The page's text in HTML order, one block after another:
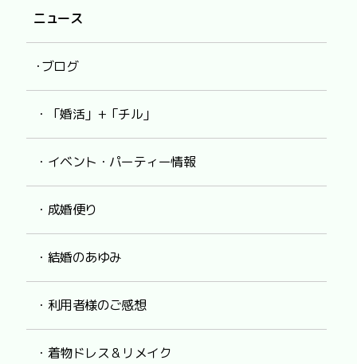
ニュース
･ブログ
・「婚活」+「チル」
・イベント・パーティー情報
・成婚便り
・結婚のあゆみ
・利用者様のご感想
・着物ドレス & リメイク